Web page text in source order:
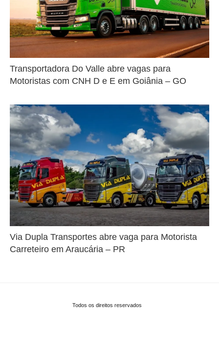
Transportadora Do Valle abre vagas para
Motoristas com CNH D e E em Goiânia – GO
Via Dupla Transportes abre vaga para Motorista
Carreteiro em Araucária – PR
Todos os direitos reservados